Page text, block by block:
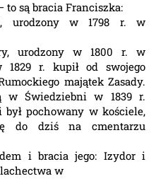
to są bracia Franciszka:
urodzony w 1798 r. w
urodzony w 1800 r. w
1829 r. kupił od swojego
majątek Zasady.
w Świedziebni w 1839 r.
był pochowany w kościele,
do dziś na cmentarzu
i bracia jego: Izydor i
w